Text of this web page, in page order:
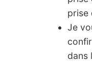
prise
Je
dans